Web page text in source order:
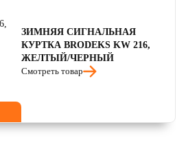
ЗИМНЯЯ СИГНАЛЬНАЯ
КУРТКА BRODEKS KW 216,
ЖЕЛТЫЙ/ЧЕРНЫЙ
Смотреть товар